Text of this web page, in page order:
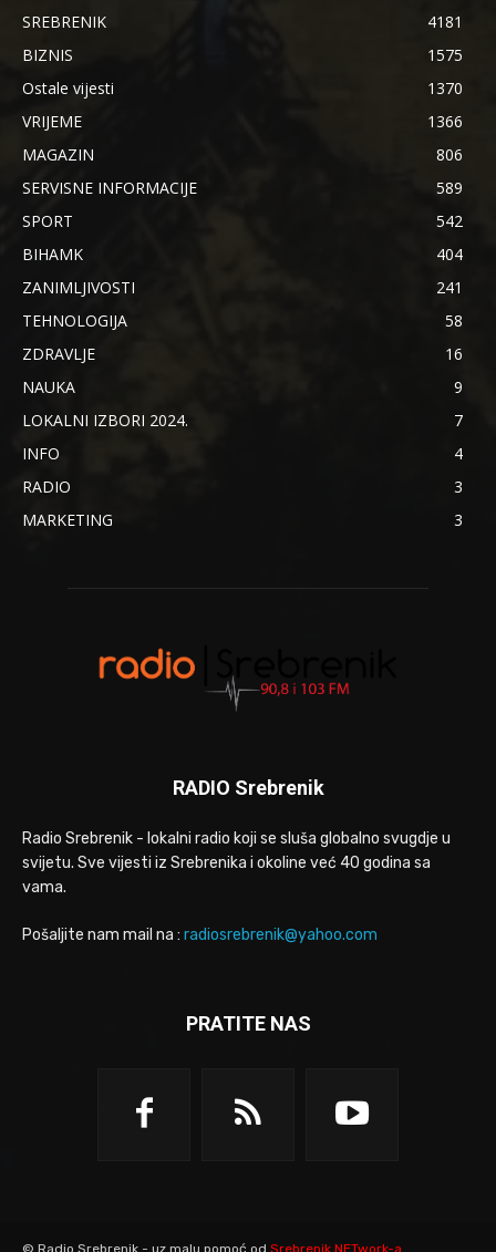
SREBRENIK
4181
BIZNIS
1575
Ostale vijesti
1370
VRIJEME
1366
MAGAZIN
806
SERVISNE INFORMACIJE
589
SPORT
542
BIHAMK
404
ZANIMLJIVOSTI
241
TEHNOLOGIJA
58
ZDRAVLJE
16
NAUKA
9
LOKALNI IZBORI 2024.
7
INFO
4
RADIO
3
MARKETING
3
RADIO Srebrenik
Radio Srebrenik - lokalni radio koji se sluša globalno svugdje u
svijetu. Sve vijesti iz Srebrenika i okoline već 40 godina sa
vama.
Pošaljite nam mail na : radiosrebrenik@yahoo.com
PRATITE NAS
© Radio Srebrenik - uz malu pomoć od Srebrenik.NETwork-a